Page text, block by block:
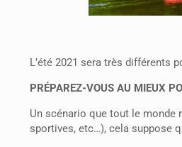
L’été 2021 sera très différents
PRÉPAREZ-VOUS AU MIEUX
Un scénario que tout le monde
sportives, etc…), cela suppose